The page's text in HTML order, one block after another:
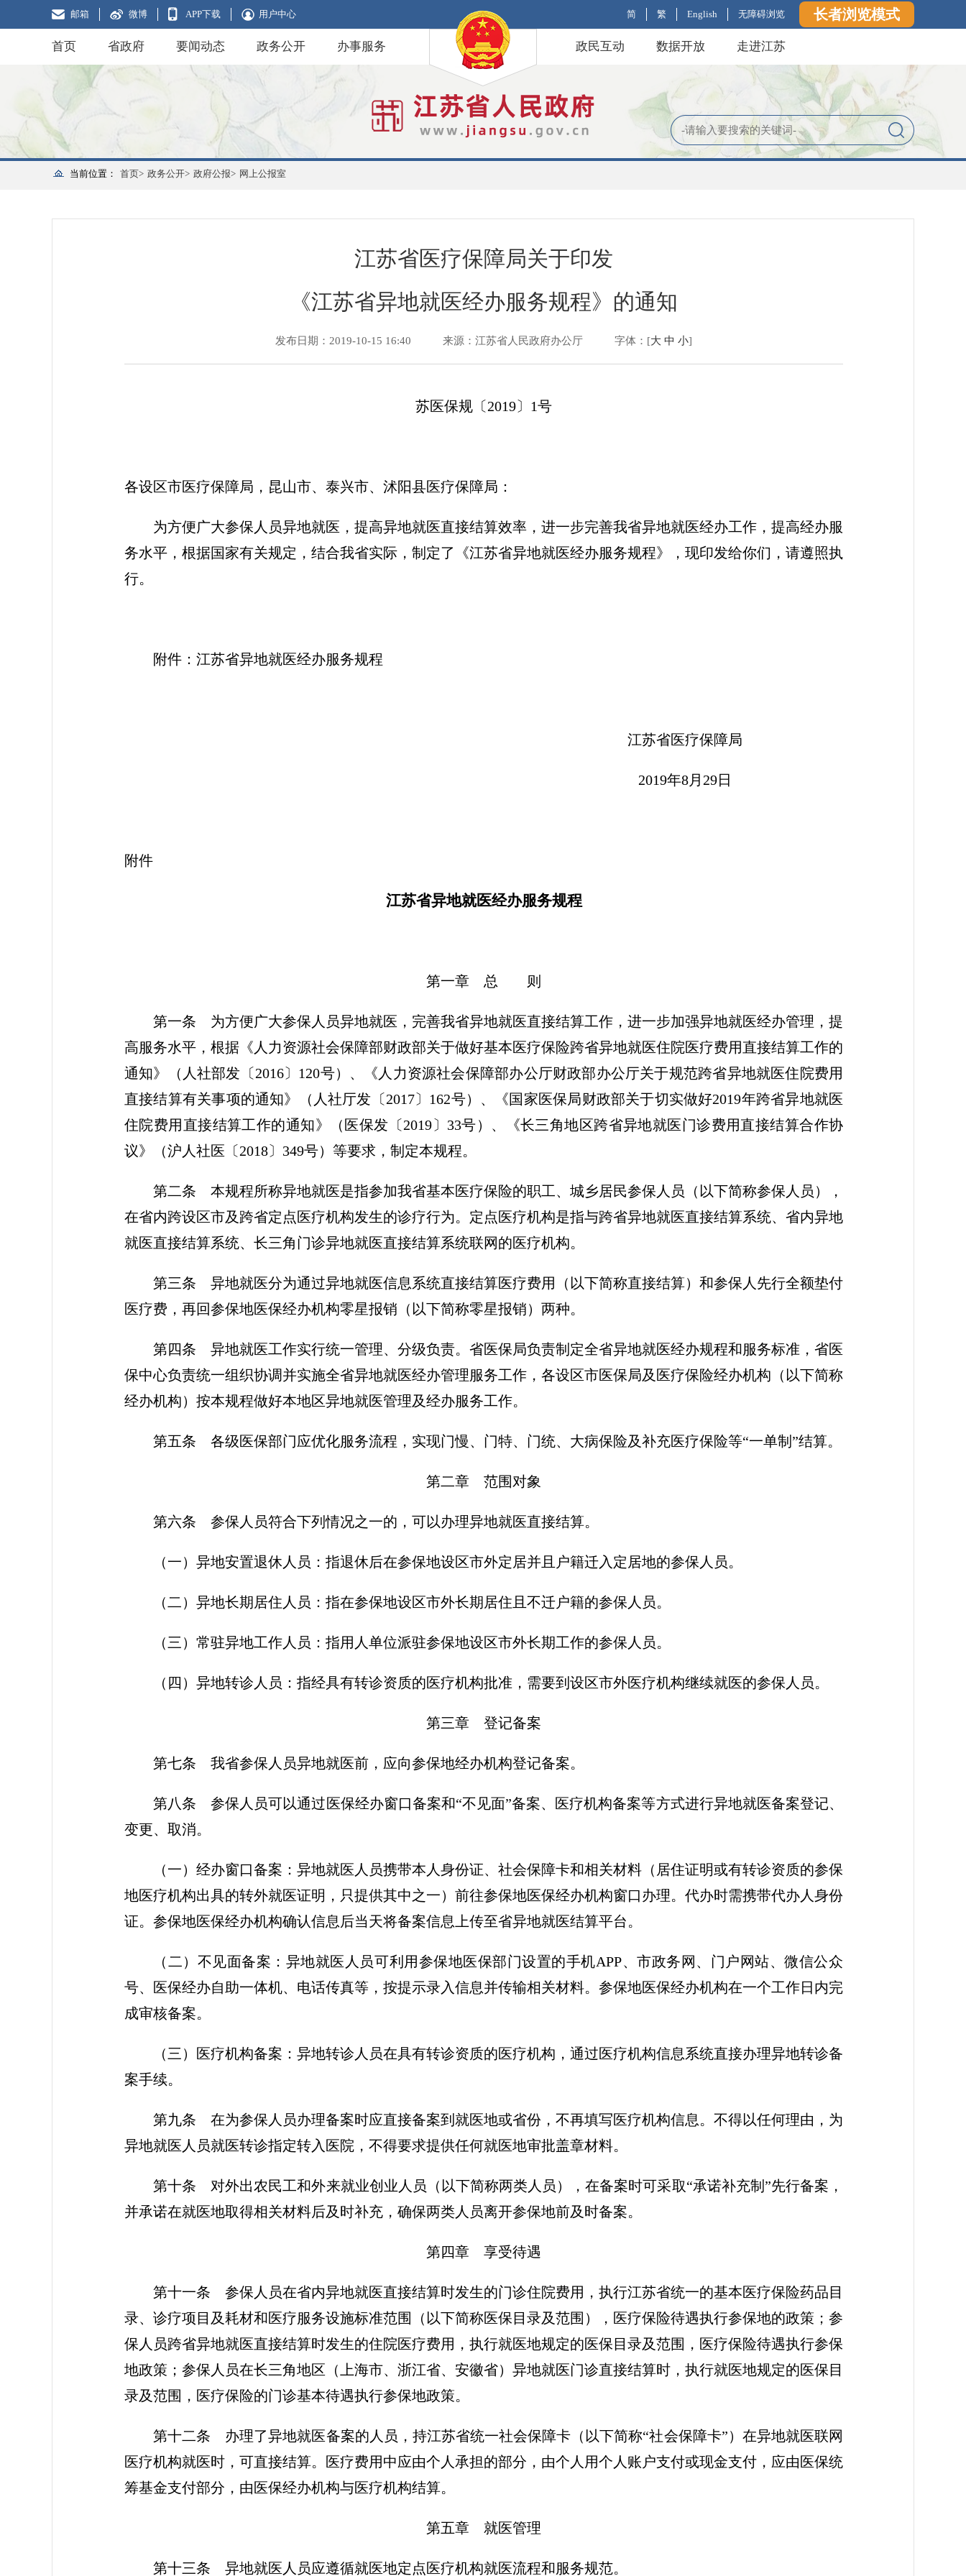
邮箱 微博 APP下载 用户中心 简 繁 English 无障碍浏览 长者浏览模式
首页 省政府 要闻动态 政务公开 办事服务 政民互动 数据开放 走进江苏
当前位置： 首页> 政务公开> 政府公报> 网上公报室
江苏省医疗保障局关于印发
《江苏省异地就医经办服务规程》的通知
发布日期：2019-10-15 16:40 来源：江苏省人民政府办公厅 字体：[大 中 小]
苏医保规〔2019〕1号
各设区市医疗保障局，昆山市、泰兴市、沭阳县医疗保障局：
为方便广大参保人员异地就医，提高异地就医直接结算效率，进一步完善我省异地就医经办工作，提高经办服
务水平，根据国家有关规定，结合我省实际，制定了《江苏省异地就医经办服务规程》，现印发给你们，请遵照执
行。
附件：江苏省异地就医经办服务规程
江苏省医疗保障局
2019年8月29日
附件
江苏省异地就医经办服务规程
第一章 总 则
第一条 为方便广大参保人员异地就医，完善我省异地就医直接结算工作，进一步加强异地就医经办管理，提
高服务水平，根据《人力资源社会保障部财政部关于做好基本医疗保险跨省异地就医住院医疗费用直接结算工作的
通知》（人社部发〔2016〕120号）、《人力资源社会保障部办公厅财政部办公厅关于规范跨省异地就医住院费用
直接结算有关事项的通知》（人社厅发〔2017〕162号）、《国家医保局财政部关于切实做好2019年跨省异地就医
住院费用直接结算工作的通知》（医保发〔2019〕33号）、《长三角地区跨省异地就医门诊费用直接结算合作协
议》（沪人社医〔2018〕349号）等要求，制定本规程。
第二条 本规程所称异地就医是指参加我省基本医疗保险的职工、城乡居民参保人员（以下简称参保人员），
在省内跨设区市及跨省定点医疗机构发生的诊疗行为。定点医疗机构是指与跨省异地就医直接结算系统、省内异地
就医直接结算系统、长三角门诊异地就医直接结算系统联网的医疗机构。
第三条 异地就医分为通过异地就医信息系统直接结算医疗费用（以下简称直接结算）和参保人先行全额垫付
医疗费，再回参保地医保经办机构零星报销（以下简称零星报销）两种。
第四条 异地就医工作实行统一管理、分级负责。省医保局负责制定全省异地就医经办规程和服务标准，省医
保中心负责统一组织协调并实施全省异地就医经办管理服务工作，各设区市医保局及医疗保险经办机构（以下简称
经办机构）按本规程做好本地区异地就医管理及经办服务工作。
第五条 各级医保部门应优化服务流程，实现门慢、门特、门统、大病保险及补充医疗保险等“一单制”结算。
第二章 范围对象
第六条 参保人员符合下列情况之一的，可以办理异地就医直接结算。
（一）异地安置退休人员：指退休后在参保地设区市外定居并且户籍迁入定居地的参保人员。
（二）异地长期居住人员：指在参保地设区市外长期居住且不迁户籍的参保人员。
（三）常驻异地工作人员：指用人单位派驻参保地设区市外长期工作的参保人员。
（四）异地转诊人员：指经具有转诊资质的医疗机构批准，需要到设区市外医疗机构继续就医的参保人员。
第三章 登记备案
第七条 我省参保人员异地就医前，应向参保地经办机构登记备案。
第八条 参保人员可以通过医保经办窗口备案和“不见面”备案、医疗机构备案等方式进行异地就医备案登记、
变更、取消。
（一）经办窗口备案：异地就医人员携带本人身份证、社会保障卡和相关材料（居住证明或有转诊资质的参保
地医疗机构出具的转外就医证明，只提供其中之一）前往参保地医保经办机构窗口办理。代办时需携带代办人身份
证。参保地医保经办机构确认信息后当天将备案信息上传至省异地就医结算平台。
（二）不见面备案：异地就医人员可利用参保地医保部门设置的手机APP、市政务网、门户网站、微信公众
号、医保经办自助一体机、电话传真等，按提示录入信息并传输相关材料。参保地医保经办机构在一个工作日内完
成审核备案。
（三）医疗机构备案：异地转诊人员在具有转诊资质的医疗机构，通过医疗机构信息系统直接办理异地转诊备
案手续。
第九条 在为参保人员办理备案时应直接备案到就医地或省份，不再填写医疗机构信息。不得以任何理由，为
异地就医人员就医转诊指定转入医院，不得要求提供任何就医地审批盖章材料。
第十条 对外出农民工和外来就业创业人员（以下简称两类人员），在备案时可采取“承诺补充制”先行备案，
并承诺在就医地取得相关材料后及时补充，确保两类人员离开参保地前及时备案。
第四章 享受待遇
第十一条 参保人员在省内异地就医直接结算时发生的门诊住院费用，执行江苏省统一的基本医疗保险药品目
录、诊疗项目及耗材和医疗服务设施标准范围（以下简称医保目录及范围），医疗保险待遇执行参保地的政策；参
保人员跨省异地就医直接结算时发生的住院医疗费用，执行就医地规定的医保目录及范围，医疗保险待遇执行参保
地政策；参保人员在长三角地区（上海市、浙江省、安徽省）异地就医门诊直接结算时，执行就医地规定的医保目
录及范围，医疗保险的门诊基本待遇执行参保地政策。
第十二条 办理了异地就医备案的人员，持江苏省统一社会保障卡（以下简称“社会保障卡”）在异地就医联网
医疗机构就医时，可直接结算。医疗费用中应由个人承担的部分，由个人用个人账户支付或现金支付，应由医保统
筹基金支付部分，由医保经办机构与医疗机构结算。
第五章 就医管理
第十三条 异地就医人员应遵循就医地定点医疗机构就医流程和服务规范。